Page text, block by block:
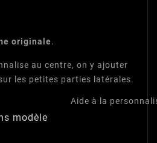
originale.
au centre, on y ajouter
les petites parties latérales.
Aide à la
modèle